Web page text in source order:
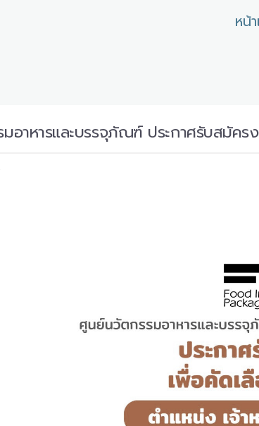
หน้
อาหารและบรรจุภัณฑ์ ประกาศรับสมัคร